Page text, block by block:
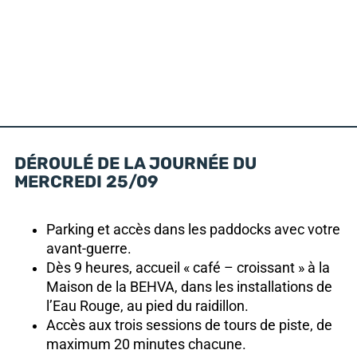
DÉROULÉ DE LA JOURNÉE DU
MERCREDI 25/09
Parking et accès dans les paddocks avec votre
avant-guerre.
Dès 9 heures, accueil « café – croissant » à la
Maison de la BEHVA, dans les installations de
l’Eau Rouge, au pied du raidillon.
Accès aux trois sessions de tours de piste, de
maximum 20 minutes chacune.